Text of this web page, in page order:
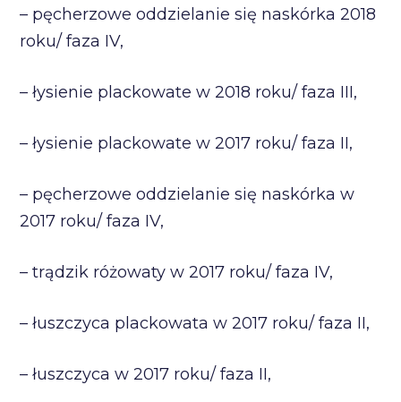
– pęcherzowe oddzielanie się naskórka 2018
roku/ faza IV,
– łysienie plackowate w 2018 roku/ faza III,
– łysienie plackowate w 2017 roku/ faza II,
– pęcherzowe oddzielanie się naskórka w
2017 roku/ faza IV,
– trądzik różowaty w 2017 roku/ faza IV,
– łuszczyca plackowata w 2017 roku/ faza II,
– łuszczyca w 2017 roku/ faza II,